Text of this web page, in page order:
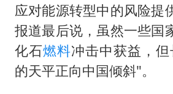
应对能源转型中的风险提
报道最后说，虽然一些国
化石燃料冲击中获益，
的天平正向中国倾斜"。